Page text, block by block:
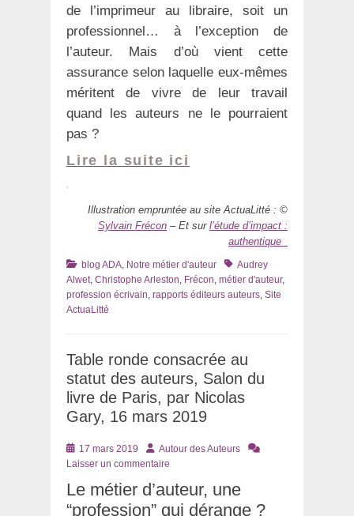
de l’imprimeur au libraire, soit un
professionnel… à l’exception de
l’auteur. Mais d’où vient cette
assurance selon laquelle eux-mêmes
méritent de vivre de leur travail
quand les auteurs ne le pourraient
pas ?
Lire la suite ici
Illustration empruntée au site ActuaLitté : ©
Sylvain Frécon – Et sur l’étude d’impact :
authentique
Catégories
blog ADA, Notre métier d'auteur TagsAudrey
Alwet, Christophe Arleston, Frécon, métier d'auteur,
profession écrivain, rapports éditeurs auteurs, Site
ActuaLitté
Table ronde consacrée au
statut des auteurs, Salon du
livre de Paris, par Nicolas
Gary, 16 mars 2019
Posté
le
17 mars 2019 AuteurAutour des Auteurs
Laisser un commentaire
Le métier d’auteur, une
“profession” qui dérange ?